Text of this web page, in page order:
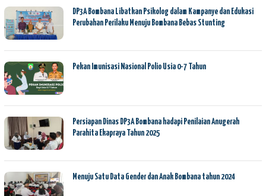
DP3A Bombana Libatkan Psikolog dalam Kampanye dan Edukasi
Perubahan Perilaku Menuju Bombana Bebas Stunting
Pekan Imunisasi Nasional Polio Usia 0-7 Tahun
Persiapan Dinas DP3A Bombana hadapi Penilaian Anugerah
Parahita Ekapraya Tahun 2025
Menuju Satu Data Gender dan Anak Bombana tahun 2024